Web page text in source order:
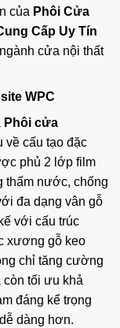
của Phôi Cửa
Cấp Uy Tín
cửa nội thất
WPC
Phôi cửa
về cấu tạo đặc
phủ 2 lớp film
thấm nước, chống
đa dạng vân gỗ
với cấu trúc
xương gỗ keo
chỉ tăng cường
tối ưu khả
đáng kể trọng
dàng hơn.